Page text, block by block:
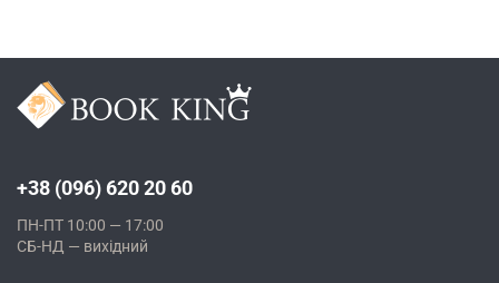
+38 (096) 620 20 60
ПН-ПТ 10:00 — 17:00
СБ-НД — вихідний